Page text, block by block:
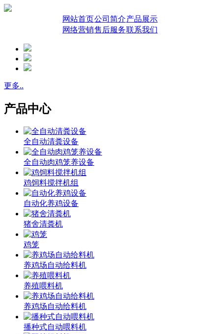
网站首页公司简介产品展示
网络营销售后服务联系我们
更多..
产品中心
全自动清粪设备
全自动肉鸡笼养设备
鸡饲料搅拌机组
自动化养鸡设备
猪舍清粪机
鸡笼
养鸡场自动给料机
养殖喂料机
养鸡场自动给料机
播种式自动喂料机